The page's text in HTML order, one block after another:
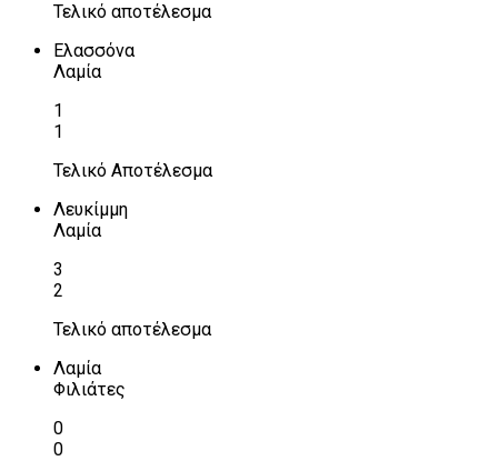
Τελικό αποτέλεσμα
Ελασσόνα
Λαμία
1
1
Τελικό Αποτέλεσμα
Λευκίμμη
Λαμία
3
2
Τελικό αποτέλεσμα
Λαμία
Φιλιάτες
0
0